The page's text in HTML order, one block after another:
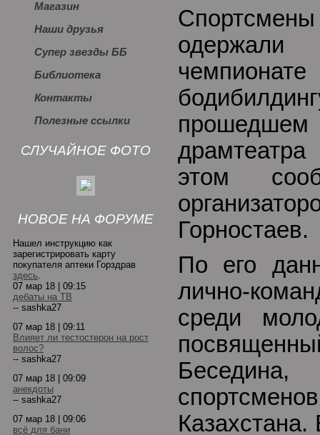
Магазин
Наши друзья
Супер звезды ББ
Библиотека
Контакты
Полезные ссылки
СЛУЧАЙНОЕ ФОТО
НОВОЕ НА ФОРУМЕ
Нашел инструкцию как
зарегистрировать карту
покупателя аптеки Горздрав
здесь.
07 мар 18 | 09:15
дебаты на ТВ
-- sashka27
07 мар 18 | 09:11
Влияет ли тестостерон на рост
волос?
-- sashka27
07 мар 18 | 09:09
анекдоты
-- sashka27
07 мар 18 | 09:06
всё для бани
прошедшем
этом
Горностаев.
По его
лично-
среди